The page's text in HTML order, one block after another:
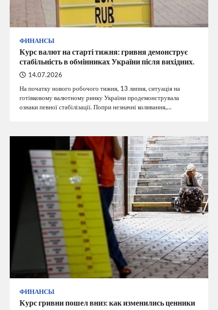
ФИНАНСЫ
Курс валют на старті тижня: гривня демонструє
стабільність в обмінниках України після вихідних.
14.07.2026
На початку нового робочого тижня, 13 липня, ситуація на
готівковому валютному ринку України продемонструвала
ознаки певної стабілізації. Попри незначні коливання,…
ФИНАНСЫ
Курс гривни пошел вниз: как изменились ценники